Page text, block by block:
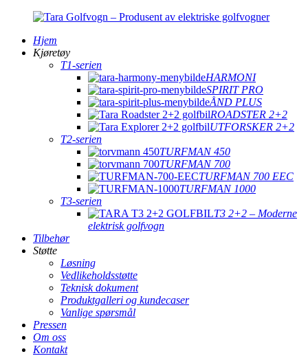
Hjem
Kjøretøy
T1-serien
HARMONI
SPIRIT PRO
ÅND PLUS
ROADSTER 2+2
UTFORSKER 2+2
T2-serien
TURFMAN 450
TURFMAN 700
TURFMAN 700 EEC
TURFMAN 1000
T3-serien
T3 2+2 – Moderne
elektrisk golfvogn
Tilbehør
Støtte
Løsning
Vedlikeholdsstøtte
Teknisk dokument
Produktgalleri og kundecaser
Vanlige spørsmål
Pressen
Om oss
Kontakt